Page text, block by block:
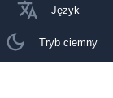
Język
Tryb ciemny